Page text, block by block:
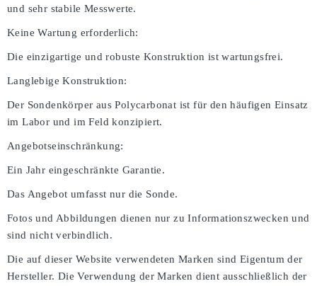
und sehr stabile Messwerte.
Keine Wartung erforderlich:
Die einzigartige und robuste Konstruktion ist wartungsfrei.
Langlebige Konstruktion:
Der Sondenkörper aus Polycarbonat ist für den häufigen Einsatz
im Labor und im Feld konzipiert.
Angebotseinschränkung:
Ein Jahr eingeschränkte Garantie.
Das Angebot umfasst nur die Sonde.
Fotos und Abbildungen dienen nur zu Informationszwecken und
sind nicht verbindlich.
Die auf dieser Website verwendeten Marken sind Eigentum der
Hersteller. Die Verwendung der Marken dient ausschließlich der